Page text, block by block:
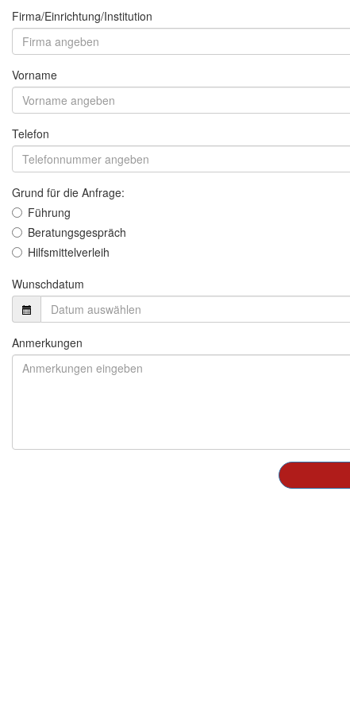
Firma/Einrichtung/Institution
Vorname
Telefon
Grund für die Anfrage:
Führung
Beratungsgespräch
Hilfsmittelverleih
Wunschdatum
Anmerkungen